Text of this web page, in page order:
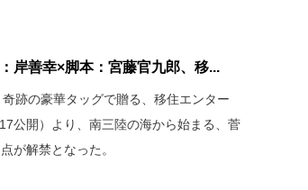
岸善幸×脚本：宮藤官九郎、移...
跡の豪華タッグで贈る、移住エンター
公開）より、南三陸の海から始まる、菅
が解禁となった。